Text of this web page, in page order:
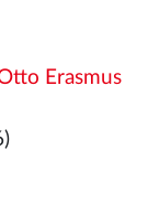
Erasmus